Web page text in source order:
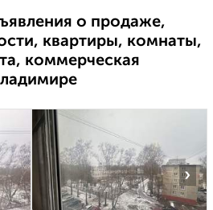
о продаже,
квартиры, комнаты,
коммерческая
›